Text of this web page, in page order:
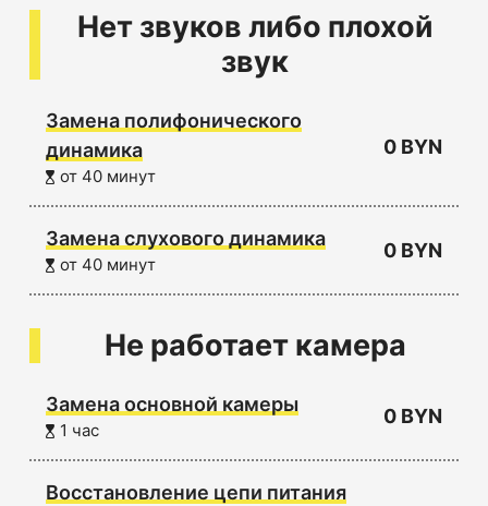
Нет звуков либо плохой
звук
Замена полифонического
динамика
от 40 минут
0 BYN
Замена слухового динамика
от 40 минут
0 BYN
Не работает камера
Замена основной камеры
1 час
0 BYN
Восстановление цепи питания